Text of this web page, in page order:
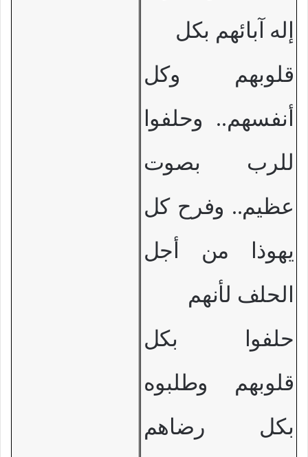
إله آبائهم بكل
قلوبهم وكل
أنفسهم.. وحلفوا
للرب بصوت
عظيم.. وفرح كل
يهوذا من أجل
الحلف لأنهم
حلفوا بكل
قلوبهم وطلبوه
بكل رضاهم